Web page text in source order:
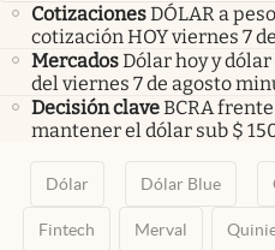
CotizacionesDÓLAR a
cotización HOY viernes 7
MercadosDólar hoy y
del viernes 7 de agosto
Decisión claveBCRA
mantener el dólar sub $
Dólar Dólar Blue
Fintech Merval